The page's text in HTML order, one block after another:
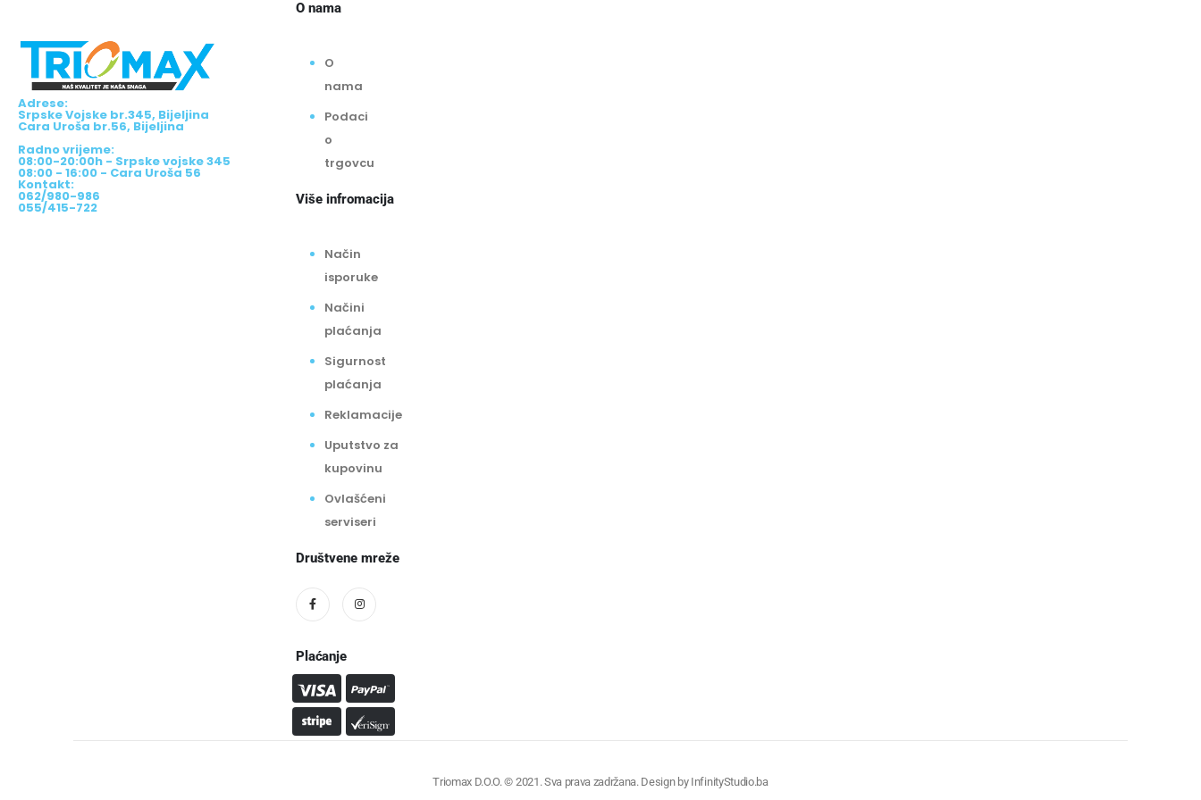
Adrese:
Srpske Vojske br.345, Bijeljina
Cara Uroša br.56, Bijeljina
Radno vrijeme:
08:00-20:00h - Srpske vojske 345
08:00 - 16:00 - Cara Uroša 56
Kontakt:
062/980-986
055/415-722
O nama
O
nama
Podaci
o
trgovcu
Više infromacija
Način
isporuke
Načini
plaćanja
Sigurnost
plaćanja
Reklamacije
Uputstvo za
kupovinu
Ovlašćeni
serviseri
Društvene mreže
Plaćanje
Triomax D.O.O. © 2021. Sva prava zadržana. Design by InfinityStudio.ba